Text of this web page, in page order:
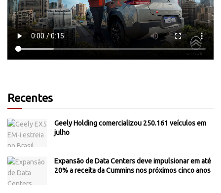
Recentes
Geely Holding comercializou 250.161 veículos em
julho
Expansão de Data Centers deve impulsionar em até
20% a receita da Cummins nos próximos cinco anos